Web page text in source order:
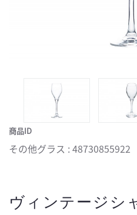
商品ID
その他グラス : 48730855922
ヴィンテージシ